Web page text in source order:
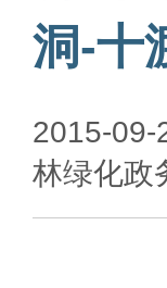
洞-十
2015-09-
林绿化政